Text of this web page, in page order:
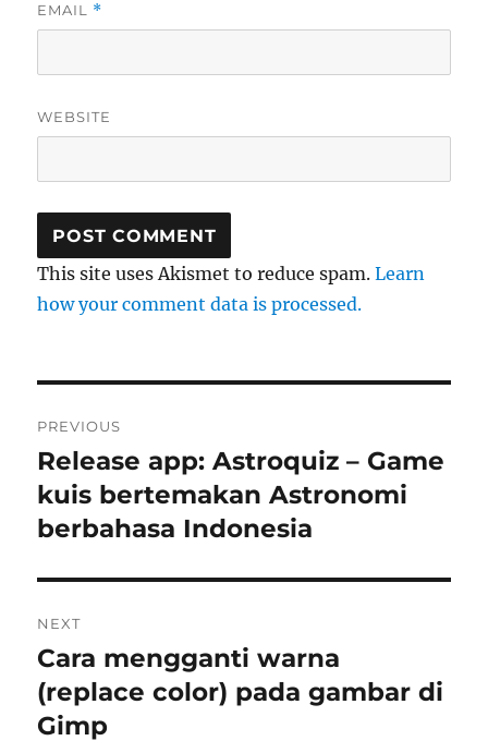
EMAIL *
WEBSITE
This site uses Akismet to reduce spam.Learn
how your comment data is processed.
navigation
PREVIOUS
Previous
post:
Release app: Astroquiz – Game
kuis bertemakan Astronomi
berbahasa Indonesia
NEXT
Next
post:
Cara mengganti warna
(replace color) pada gambar di
Gimp